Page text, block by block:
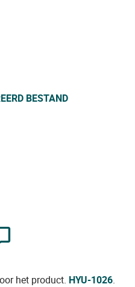
BESTAND
het product. HYU-1026.